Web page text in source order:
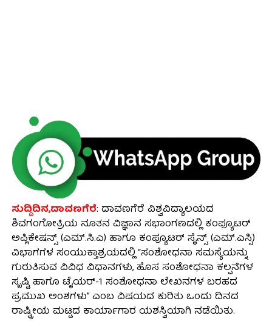
ಸುದ್ದಿದಿನ,ದಾವಣಗೆರೆ: ದಾವಣಗೆರೆ ವಿಶ್ವವಿದ್ಯಾಲಯದ
ಶಿವಗಂಗೋತ್ರಿಯ ನೂತನ ವಿಜ್ಞಾನ ಸಭಾಂಗಣದಲ್ಲಿ ಕಂಪ್ಯೂಟರ್
ಅಪ್ಲಿಕೇಷನ್ಸ್ (ಎಮ್.ಸಿ.ಎ) ಹಾಗೂ ಕಂಪ್ಯೂಟರ್ ಸೈನ್ಸ್ (ಎಮ್.ಎಸ್ಸಿ)
ವಿಭಾಗಗಳ ಸಂಯುಕ್ತಾಶ್ರಯದಲ್ಲಿ “ಸಂಶೋಧನಾ ಸಮಸ್ಯೆಯನ್ನು
ಗುರುತಿಸುವ ವಿವಿಧ ವಿಧಾನಗಳು, ಹೊಸ ಸಂಶೋಧನಾ ಕಲ್ಪನೆಗಳ
ಸೃಷ್ಟಿ ಹಾಗೂ ಟೈಯರ್-1 ಸಂಶೋಧನಾ ಲೇಖನಗಳ ಬರಹದ
ಪ್ರಮುಖ ಅಂಶಗಳು” ಎಂಬ ವಿಷಯದ ಕುರಿತು ಒಂದು ದಿನದ
ರಾಷ್ಟ್ರೀಯ ಮಟ್ಟದ ಕಾರ್ಯಾಗಾರ ಯಶಸ್ವಿಯಾಗಿ ನಡೆಯಿತು.